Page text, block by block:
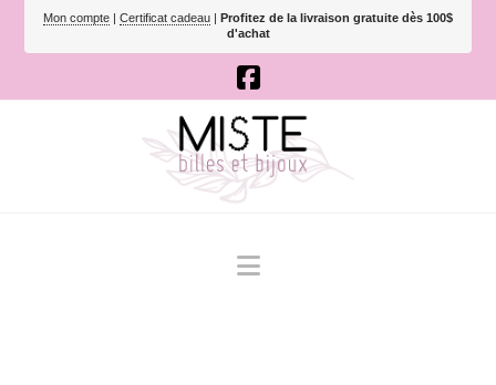
Mon compte | Certificat cadeau | Profitez de la livraison gratuite dès 100$
d'achat
Navigation